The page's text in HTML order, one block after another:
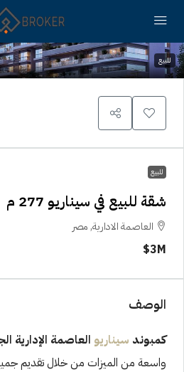
للبيع
للبيع
شقة للبيع في سيناريو 277 م
العاصمة الادارية, مصر
3M$
الوصف
كمبوند سيناريو العاصمة الإدارية
واسعة من الميزات من خلال تقديم